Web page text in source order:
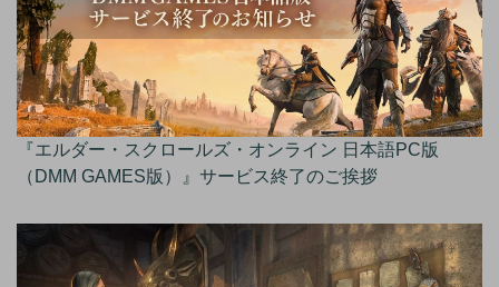
『エルダー・スクロールズ・オンライン 日本語PC版
（DMM GAMES版）』サービス終了のご挨拶